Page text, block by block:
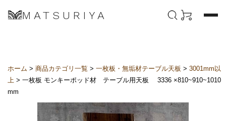
MATSURIYA
ホーム > 商品カテゴリ一覧 > 一枚板・無垢材テーブル天板 > 3001mm以
上 > 一枚板 モンキーポッド材 テーブル用天板 3336 ×810~910~1010
mm